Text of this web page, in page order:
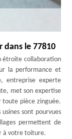
dans le 77810
étroite collaboration
la performance et
entreprise experte
met son expertise
pièce zinguée.
sont pourvues
permettent de
à votre toiture.